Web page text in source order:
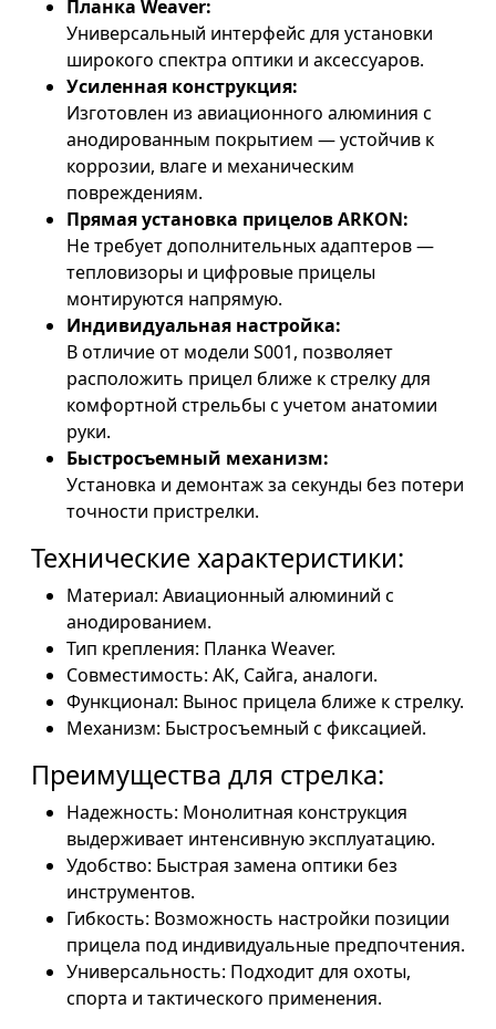
Планка Weaver:
Универсальный интерфейс для установки
широкого спектра оптики и аксессуаров.
Усиленная конструкция:
Изготовлен из авиационного алюминия с
анодированным покрытием — устойчив к
коррозии, влаге и механическим
повреждениям.
Прямая установка прицелов ARKON:
Не требует дополнительных адаптеров —
тепловизоры и цифровые прицелы
монтируются напрямую.
Индивидуальная настройка:
В отличие от модели S001, позволяет
расположить прицел ближе к стрелку для
комфортной стрельбы с учетом анатомии
руки.
Быстросъемный механизм:
Установка и демонтаж за секунды без потери
точности пристрелки.
Технические характеристики:
Материал: Авиационный алюминий с
анодированием.
Тип крепления: Планка Weaver.
Совместимость: АК, Сайга, аналоги.
Функционал: Вынос прицела ближе к стрелку.
Механизм: Быстросъемный с фиксацией.
Преимущества для стрелка:
Надежность: Монолитная конструкция
выдерживает интенсивную эксплуатацию.
Удобство: Быстрая замена оптики без
инструментов.
Гибкость: Возможность настройки позиции
прицела под индивидуальные предпочтения.
Универсальность: Подходит для охоты,
спорта и тактического применения.